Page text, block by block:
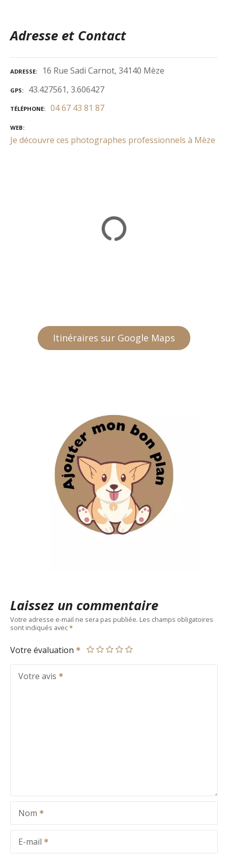
Adresse et Contact
ADRESSE 16 Rue Sadi Carnot, 34140 Mèze
GPS 43.427561, 3.606427
TÉLÉPHONE 04 67 43 81 87
WEB
Je découvre ces photographes professionnels à Mèze
Itinéraires sur Google Maps
Laissez un commentaire
Votre adresse e-mail ne sera pas publiée. Les champs obligatoires
sont indiqués avec
Votre évaluation
Votre avis
Nom
E-mail